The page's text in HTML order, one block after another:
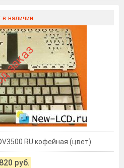
в наличии
RU кофейная (цвет)
руб.